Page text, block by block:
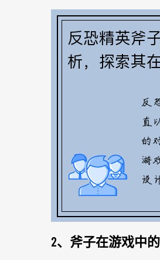
2、斧子在游戏中